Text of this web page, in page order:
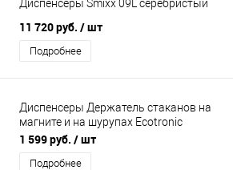
Диспенсеры Smixx 09L серебристый
11 720 руб. / шт
Подробнее
Диспенсеры Держатель стаканов на
магните и на шурупах Ecotronic
(серый)
1 599 руб. / шт
Подробнее